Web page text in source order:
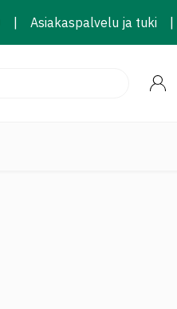
Asiakaspalvelu ja tuki